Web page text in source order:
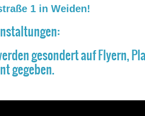
1 in Weiden!
gesondert auf Flyern,
gegeben.